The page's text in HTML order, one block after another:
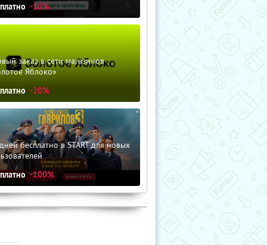
-10%
заказ в сети магазинов
Яблоко»
-20%
бесплатно в START для новых
-100%